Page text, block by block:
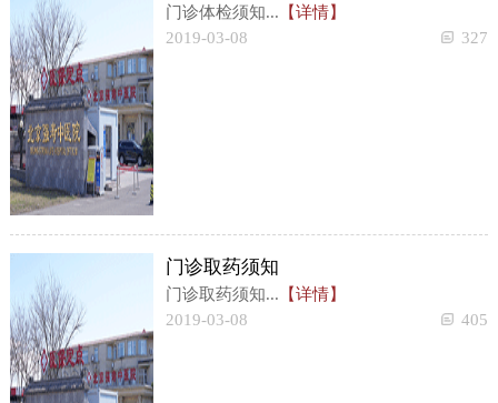
门诊体检须知... 【详情】
2019-03-08
327
门诊取药须知
门诊取药须知... 【详情】
2019-03-08
405